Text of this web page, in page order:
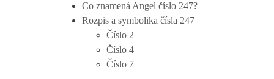
Co znamená Angel číslo 247?
Rozpis a symbolika čísla 247
Číslo 2
Číslo 4
Číslo 7